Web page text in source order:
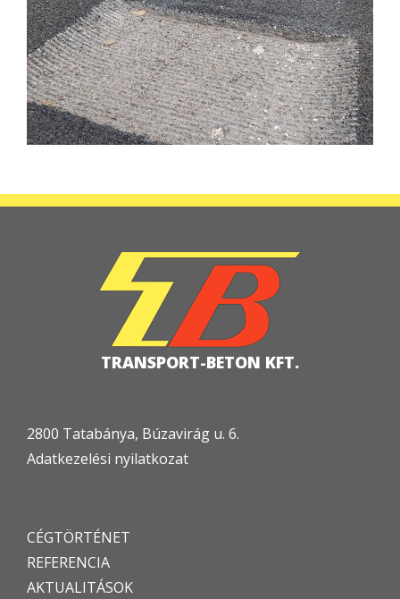
TRANSPORT-BETON KFT.
2800 Tatabánya, Búzavirág u. 6.
Adatkezelési nyilatkozat
CÉGTÖRTÉNET
REFERENCIA
AKTUALITÁSOK